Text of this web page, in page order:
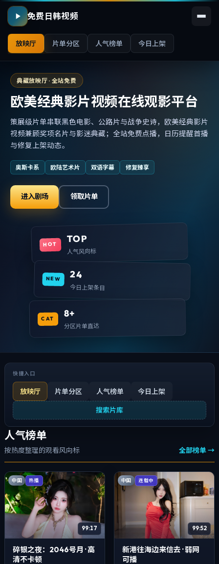
免费日韩视频
放映厅 片单分区 人气榜单 今日上架
典藏放映厅 · 全站免费
欧美经典影片视频在线观影平台
策展级片单串联黑色电影、公路片与战争史诗，欧美经典影片
视频兼顾奖项名片与影迷典藏；全站免费点播，日历提醒首播
与修复上架动态。
奥斯卡系 欧陆艺术片 双语字幕 修复臻享
进入剧场 领取片单
HOT TOP
人气风向标
NEW 24
今日上架条目
CAT 8+
分区片单直达
快捷入口
放映厅 片单分区 人气榜单 今日上架
搜索片库
人气榜单
按热度整理的观看风向标 全部榜单 →
中国 热播
99:17
碎银之夜：2046号月 · 高
清不卡顿
中国 连载中
99:52
新港往海边来信去 · 弱网
可播